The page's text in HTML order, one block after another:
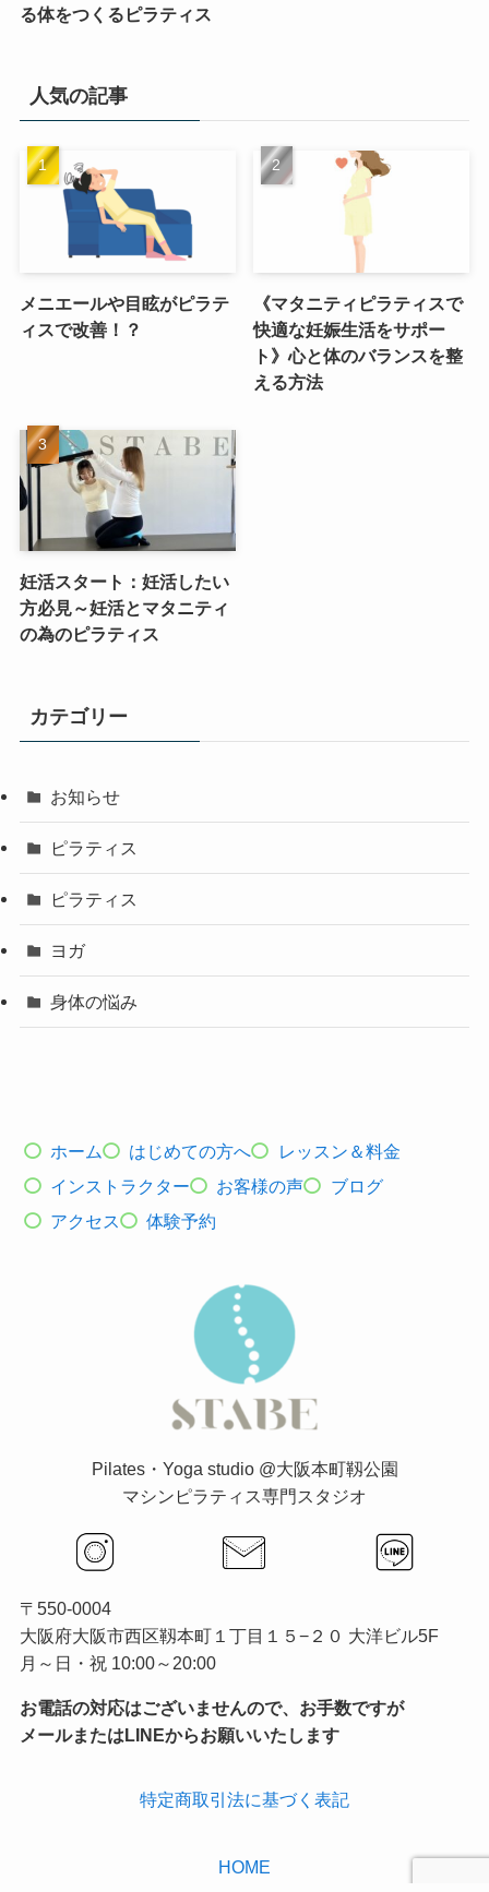
る体をつくるピラティス
人気の記事
メニエールや目眩がピラテ
ィスで改善！？
《マタニティピラティスで
快適な妊娠生活をサポー
ト》心と体のバランスを整
える方法
妊活スタート：妊活したい
方必見～妊活とマタニティ
の為のピラティス
カテゴリー
お知らせ
ピラティス
ピラティス
ヨガ
身体の悩み
ホーム はじめての方へ
レッスン＆料金
インストラクター
お客様の声
ブログ
アクセス
体験予約
Pilates・Yoga studio @大阪本町靱公園
マシンピラティス専門スタジオ
〒550-0004
大阪府大阪市西区靱本町１丁目１５−２０ 大洋ビル5F
月～日・祝 10:00～20:00
お電話の対応はございませんので、お手数ですが
メールまたはLINEからお願いいたします
特定商取引法に基づく表記
HOME